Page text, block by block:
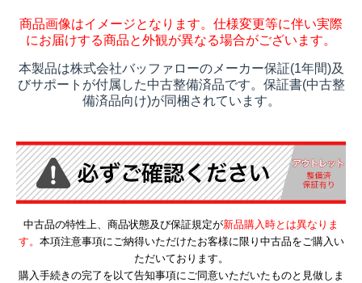
商品画像はイメージとなります。仕様変更等に伴い実際
にお届けする商品と外観が異なる場合がございます。
本製品は株式会社バッファローのメーカー保証(1年間)及
びサポートが付属した中古整備済品です。保証書(中古整
備済品向け)が同梱されています。
中古品の特性上、商品状態及び保証規定が新品購入時とは異なりま
す。 本項注意事項にご納得いただけたお客様に限り中古品をご購入い
ただいております。
購入手続きの完了を以て告知事項にご同意いただいたものと見做しま